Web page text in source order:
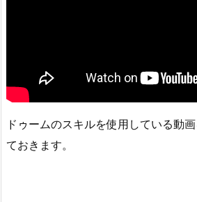
ドゥームのスキルを使用している動
ておきます。